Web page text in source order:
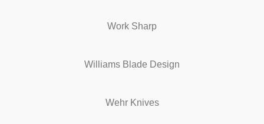
Work Sharp
Williams Blade Design
Wehr Knives